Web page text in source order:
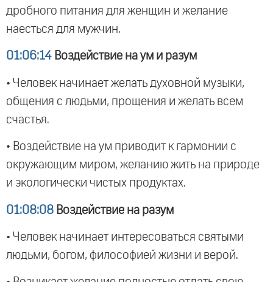
дробного питания для женщин и желание
наесться для мужчин.
01:06:14 Воздействие на ум и разум
• Человек начинает желать духовной музыки,
общения с людьми, прощения и желать всем
счастья.
• Воздействие на ум приводит к гармонии с
окружающим миром, желанию жить на природе
и экологически чистых продуктах.
01:08:08 Воздействие на разум
• Человек начинает интересоваться святыми
людьми, богом, философией жизни и верой.